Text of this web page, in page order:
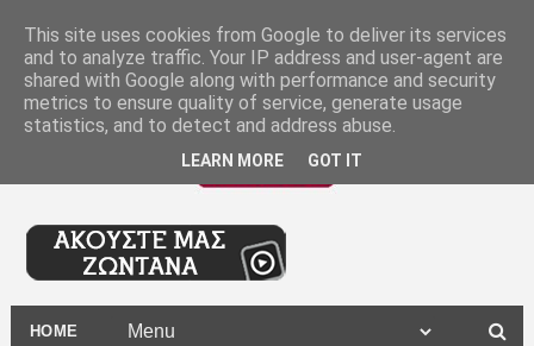
HOME
This site uses cookies from Google to deliver its services
and to analyze traffic. Your IP address and user-agent are
shared with Google along with performance and security
metrics to ensure quality of service, generate usage
statistics, and to detect and address abuse.
LEARN MORE GOT IT